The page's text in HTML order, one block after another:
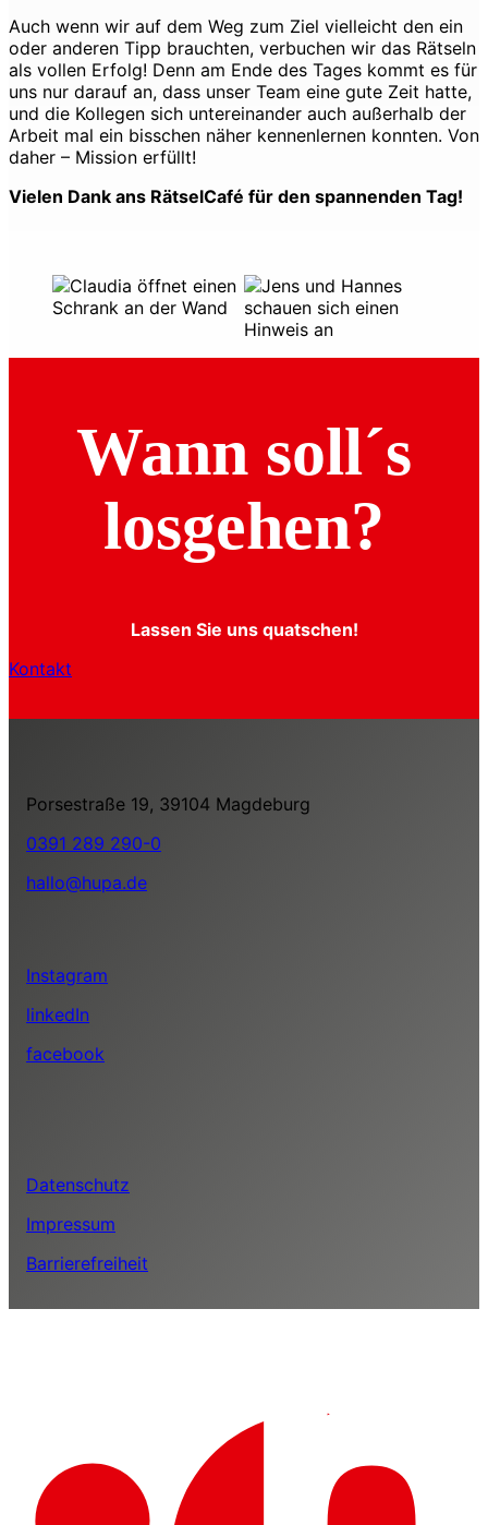
Auch wenn wir auf dem Weg zum Ziel vielleicht den ein
oder anderen Tipp brauchten, verbuchen wir das Rätseln
als vollen Erfolg! Denn am Ende des Tages kommt es für
uns nur darauf an, dass unser Team eine gute Zeit hatte,
und die Kollegen sich untereinander auch außerhalb der
Arbeit mal ein bisschen näher kennenlernen konnten. Von
daher – Mission erfüllt!
Vielen Dank ans RätselCafé für den spannenden Tag!
Wann soll´s
losgehen?
Lassen Sie uns quatschen!
Kontakt
Porsestraße 19, 39104 Magdeburg
0391 289 290-0
hallo@hupa.de
Instagram
linkedIn
facebook
Datenschutz
Impressum
Barrierefreiheit